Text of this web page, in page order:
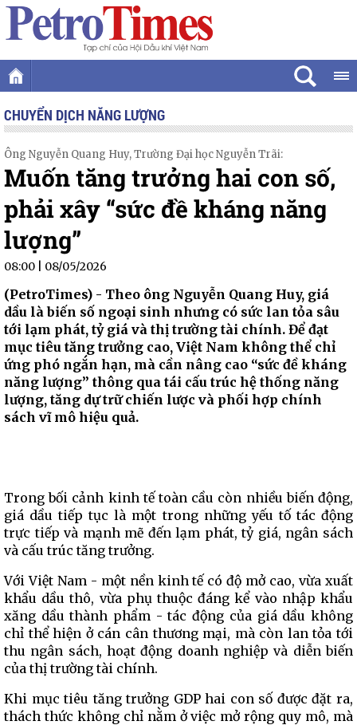
CHUYỂN DỊCH NĂNG LƯỢNG
Ông Nguyễn Quang Huy, Trường Đại học Nguyễn Trãi:
Muốn tăng trưởng hai con số,
phải xây “sức đề kháng năng
lượng”
08:00 | 08/05/2026
(PetroTimes) - Theo ông Nguyễn Quang Huy, giá
dầu là biến số ngoại sinh nhưng có sức lan tỏa sâu
tới lạm phát, tỷ giá và thị trường tài chính. Để đạt
mục tiêu tăng trưởng cao, Việt Nam không thể chỉ
ứng phó ngắn hạn, mà cần nâng cao “sức đề kháng
năng lượng” thông qua tái cấu trúc hệ thống năng
lượng, tăng dự trữ chiến lược và phối hợp chính
sách vĩ mô hiệu quả.
Trong bối cảnh kinh tế toàn cầu còn nhiều biến động,
giá dầu tiếp tục là một trong những yếu tố tác động
trực tiếp và mạnh mẽ đến lạm phát, tỷ giá, ngân sách
và cấu trúc tăng trưởng.
Với Việt Nam - một nền kinh tế có độ mở cao, vừa xuất
khẩu dầu thô, vừa phụ thuộc đáng kể vào nhập khẩu
xăng dầu thành phẩm - tác động của giá dầu không
chỉ thể hiện ở cán cân thương mại, mà còn lan tỏa tới
thu ngân sách, hoạt động doanh nghiệp và diễn biến
của thị trường tài chính.
Khi mục tiêu tăng trưởng GDP hai con số được đặt ra,
thách thức không chỉ nằm ở việc mở rộng quy mô, mà